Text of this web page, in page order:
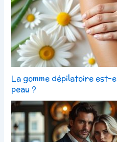
La gomme dépilatoire est-
peau ?